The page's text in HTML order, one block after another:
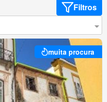
Filtros
muita procura